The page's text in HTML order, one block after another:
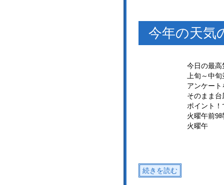
今年の天気
今日の最
上旬～中
アンケー
そのまま
ポイント
火曜午前9
火曜午
続きを読む